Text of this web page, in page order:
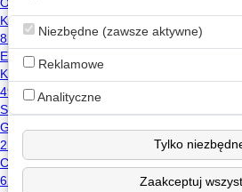
11 3.0k
kwi 2006-10-05 05:04
Niezbędne (zawsze aktywne)
Reklamowe
Analityczne
Tylko
Zaakceptuj